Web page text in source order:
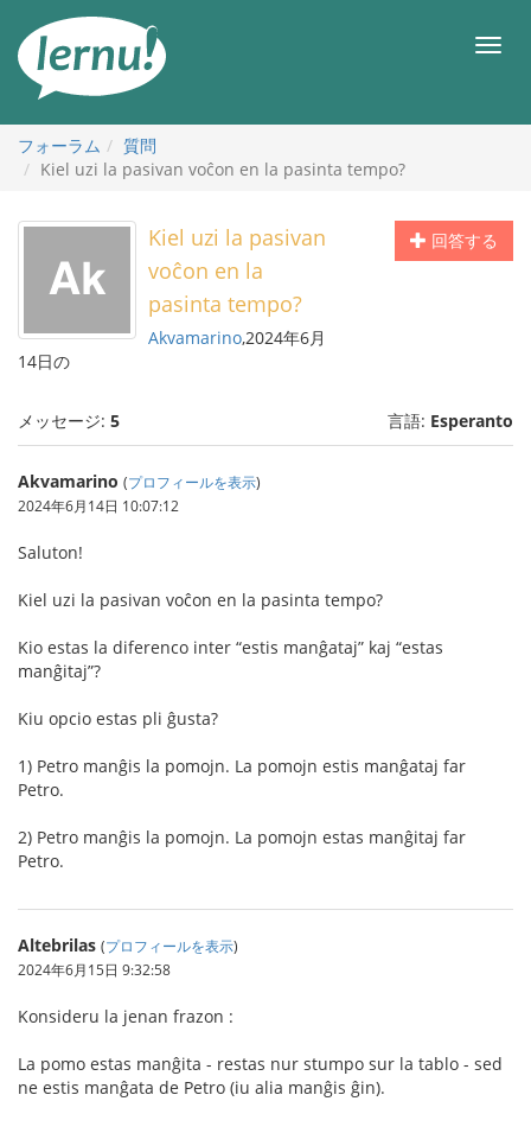
メ
フォーラム
質問
Kiel uzi la pasivan voĉon en la pasinta tempo?
回答する
Kiel uzi la pasivan
voĉon en la
pasinta tempo?
Akvamarino,2024年6月
14日の
メッセージ: 5 言語: Esperanto
Akvamarino (プロフィールを表示)
2024年6月14日 10:07:12
Saluton!
Kiel uzi la pasivan voĉon en la pasinta tempo?
Kio estas la diferenco inter “estis manĝataj” kaj “estas
manĝitaj”?
Kiu opcio estas pli ĝusta?
1) Petro manĝis la pomojn. La pomojn estis manĝataj far
Petro.
2) Petro manĝis la pomojn. La pomojn estas manĝitaj far
Petro.
Altebrilas (プロフィールを表示)
2024年6月15日 9:32:58
Konsideru la jenan frazon :
La pomo estas manĝita - restas nur stumpo sur la tablo - sed
ne estis manĝata de Petro (iu alia manĝis ĝin).